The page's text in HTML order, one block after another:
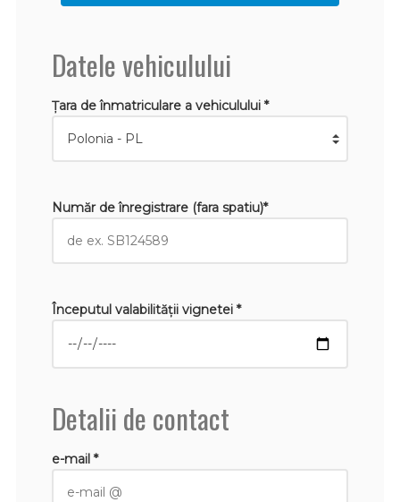
Datele vehiculului
Țara de înmatriculare a vehiculului *
Număr de înregistrare (fara spatiu)*
Începutul valabilităţii vignetei *
Detalii de contact
e-mail *